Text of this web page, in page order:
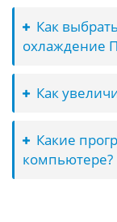
Как
охлаждение
Как
Какие
компьютере?